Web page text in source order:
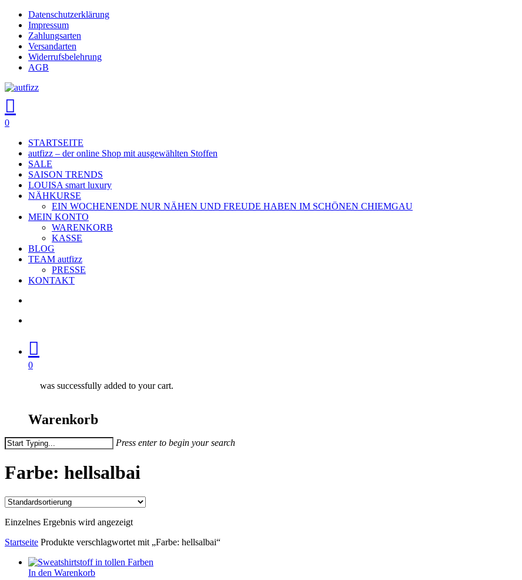
Skip
main
content
Datenschutzerklärung
Impressum
Zahlungsarten
Versandarten
Widerrufsbelehrung
AGB
search
account
0
STARTSEITE
autfizz – der online Shop mit ausgewählten Stoffen
SALE
SAISON TRENDS
LOUISA smart luxury
NÄHKURSE
EIN WOCHENENDE NUR NÄHEN UND FREUDE HABEN IM SCHÖNEN CHIEMGAU
MEIN KONTO
WARENKORB
KASSE
BLOG
TEAM autfizz
PRESSE
KONTAKT
0
was successfully added to your cart.
Warenkorb
Press enter to begin your search
Search
Farbe: hellsalbai
Einzelnes Ergebnis wird angezeigt
Startseite Produkte verschlagwortet mit „Farbe: hellsalbai“
In den Warenkorb